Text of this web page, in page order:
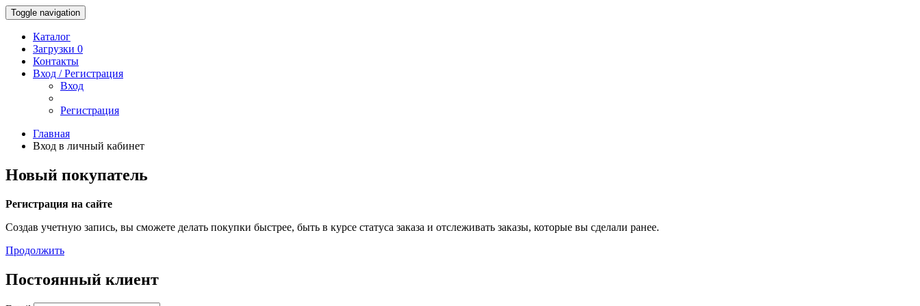
Toggle navigation
Каталог
Загрузки 0
Контакты
Вход / Регистрация
Вход
Регистрация
Главная
Вход в личный кабинет
Новый покупатель
Регистрация на сайте
Создав учетную запись, вы сможете делать покупки быстрее, быть в курсе статуса заказа и отслеживать заказы, которые вы сделали ранее.
Продолжить
Постоянный клиент